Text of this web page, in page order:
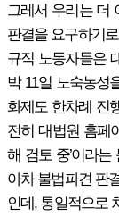
그레서 우리는 더
판결을 요구하기
규직 노동자들은
박 11일 노숙농성
화제도 한차례 진
전히 대법원 홈페
해 검토 중’이라
아차 불법파견 판
인데, 통일적으로